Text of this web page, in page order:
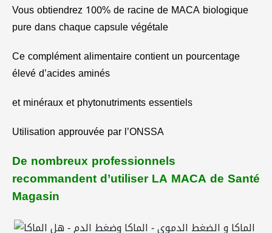
Vous obtiendrez 100% de racine de MACA biologique
pure dans chaque capsule végétale
Ce complément alimentaire contient un pourcentage
élevé d’acides aminés
et minéraux et phytonutriments essentiels
Utilisation approuvée par l’ONSSA
De nombreux professionnels
recommandent d’utiliser LA MACA de Santé
Magasin